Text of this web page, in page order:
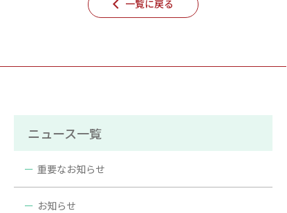
一覧に戻る
ニュース一覧
重要なお知らせ
お知らせ